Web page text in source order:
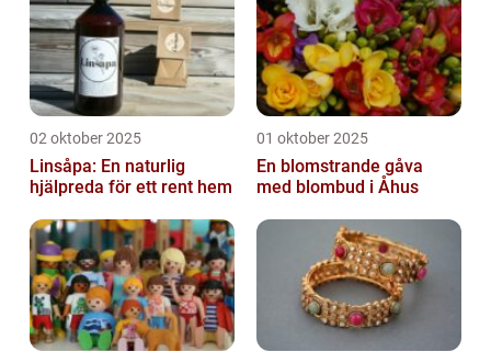
02 oktober 2025
Linsåpa: En naturlig
hjälpreda för ett rent hem
01 oktober 2025
En blomstrande gåva
med blombud i Åhus